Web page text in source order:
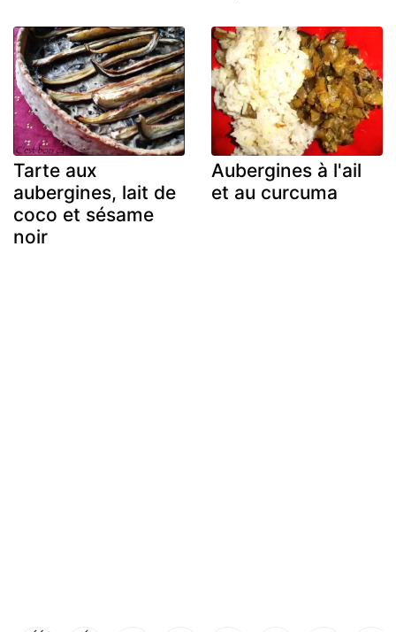
Tarte aux
aubergines, lait de
coco et sésame
noir
Aubergines à l'ail
et au curcuma